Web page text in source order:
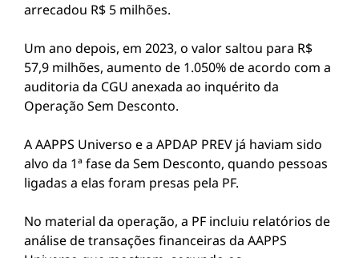
arrecadou R$ 5 milhões.
Um ano depois, em 2023, o valor saltou para R$
57,9 milhões, aumento de 1.050% de acordo com a
auditoria da CGU anexada ao inquérito da
Operação Sem Desconto.
A AAPPS Universo e a APDAP PREV já haviam sido
alvo da 1ª fase da Sem Desconto, quando pessoas
ligadas a elas foram presas pela PF.
No material da operação, a PF incluiu relatórios de
análise de transações financeiras da AAPPS